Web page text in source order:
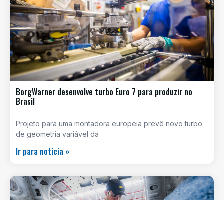
BorgWarner desenvolve turbo Euro 7 para produzir no
Brasil
Projeto para uma montadora europeia prevê novo turbo
de geometria variável da
Ir para notícia »